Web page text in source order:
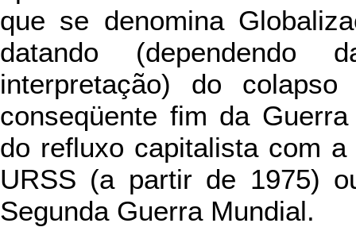
que se denomina
datando
interpretação) do
conseqüente fim da
do refluxo capitalista com
URSS (a partir de 1975)
Segunda Guerra Mundial.